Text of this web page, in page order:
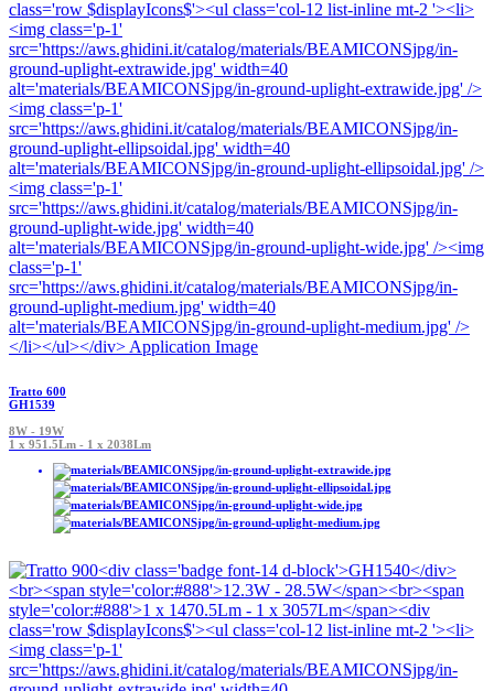
Tratto 600
GH1539
8W - 19W
1 x 951.5Lm - 1 x 2038Lm